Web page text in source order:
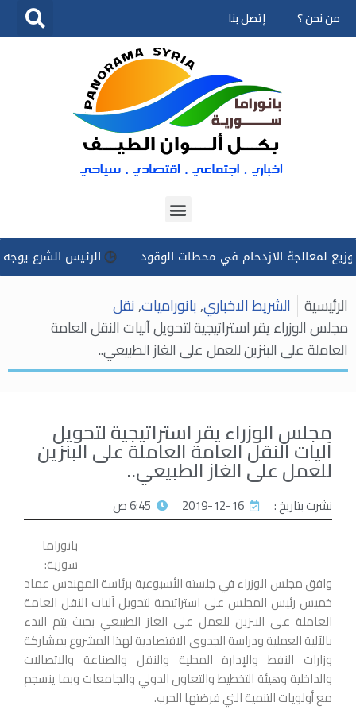
تخطى
من نحن ؟ إتصل بنا
الازدحام في محطات الوقود الرئيس الشرع يوجه
الرئيسية الشريط الاخباري,بانوراميات,نقل
مجلس الوزراء يقر استراتيجية لتحويل آليات النقل العامة
العاملة على البنزين للعمل على الغاز الطبيعي..
مجلس الوزراء يقر استراتيجية لتحويل
آليات النقل العامة العاملة على البنزين
للعمل على الغاز الطبيعي..
نشرت بتاريخ : 2019-12-16
6:45 ص
بانوراما
سورية:
وافق مجلس الوزراء في جلسته الأسبوعية برئاسة المهندس عماد
خميس رئيس المجلس على استراتيجية لتحويل آليات النقل العامة
العاملة على البنزين للعمل على الغاز الطبيعي بحيث يتم البدء
بالآلية العملية ودراسة الجدوى الاقتصادية لهذا المشروع بمشاركة
وزارات النفط والإدارة المحلية والنقل والصناعة والاتصالات
والداخلية وهيئة التخطيط والتعاون الدولي والجامعات وبما ينسجم
مع أولويات التنمية التي فرضتها الحرب.